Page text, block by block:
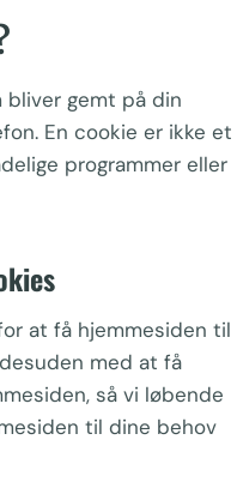
bliver gemt på din
En cookie er ikke et
programmer eller
at få hjemmesiden til
med at få
så vi løbende
til dine behov